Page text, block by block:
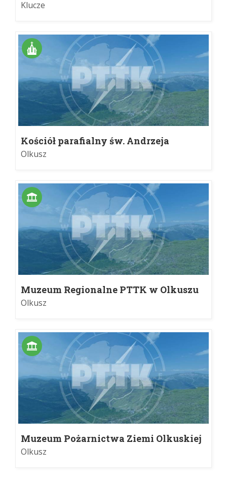
Klucze
Kościół parafialny św. Andrzeja
Apostoła w Olkuszu
Olkusz
Muzeum Regionalne PTTK w Olkuszu
Olkusz
Muzeum Pożarnictwa Ziemi Olkuskiej
Olkusz